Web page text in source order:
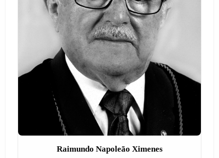
Raimundo Napoleão Ximenes